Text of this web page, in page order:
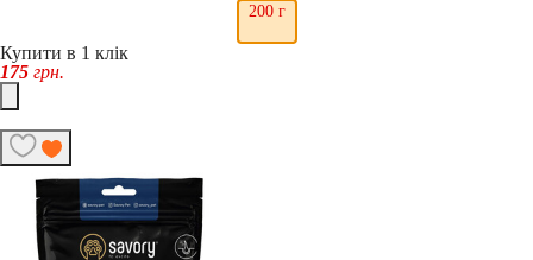
200 г
Купити в 1 клік
175 грн.